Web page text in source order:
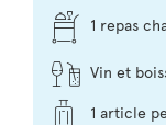
1 repas
Vin et
1 article